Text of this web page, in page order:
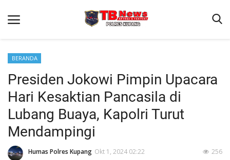
Beranda
Terms & Conditions
Reskrim
Binkam
Giat Ops
BERANDA
Presiden Jokowi Pimpin Upacara
Hari Kesaktian Pancasila di
Lubang Buaya, Kapolri Turut
Mendampingi
Humas Polres Kupang Okt 1, 2024 02:22 256